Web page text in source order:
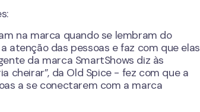
na marca quando se lembram do
atenção das pessoas e faz com que elas
da marca SmartShows diz às
cheirar”, da Old Spice - fez com que a
a se conectarem com a marca